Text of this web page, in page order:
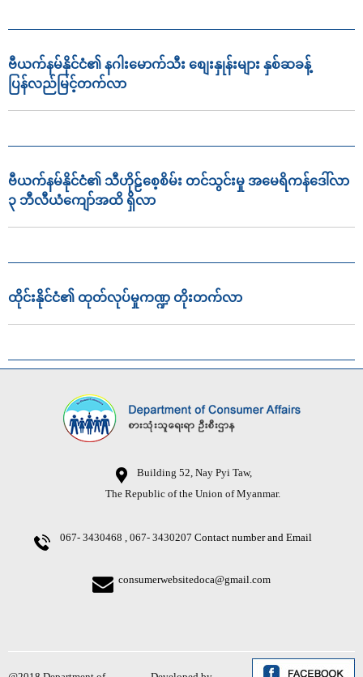
ဗီယက်နမ်နိုင်ငံ၏ နဂါးမောက်သီး စျေးနှုန်းများ နှစ်ဆခန့်
ပြန်လည်မြင့်တက်လာ
ဗီယက်နမ်နိုင်ငံ၏ သီဟိုဠ်စေ့စိမ်း တင်သွင်းမှု အမေရိကန်ဒေါ်လာ
၃ ဘီလီယံကျော်အထိ ရှိလာ
ထိုင်းနိုင်ငံ၏ ထုတ်လုပ်မှုကဏ္ဍ တိုးတက်လာ
Building 52, Nay Pyi Taw,
The Republic of the Union of Myanmar.
067- 3430468 , 067- 3430207 Contact number and Email
consumerwebsitedoca@gmail.com